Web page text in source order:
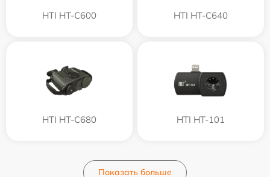
HTI HT-C600 HTI HT-C640
HTI HT-C680 HTI HT-101
Показать больше